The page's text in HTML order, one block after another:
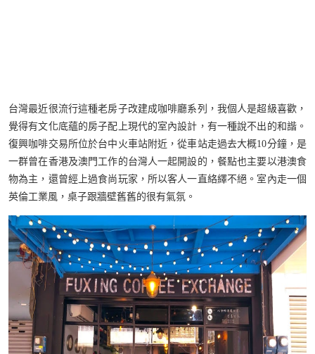
台灣最近很流行這種老房子改建成咖啡廳系列，我個人是超級喜歡，
覺得有文化底蘊的房子配上現代的室內設計，有一種說不出的和諧。
復興咖啡交易所位於台中火車站附近，從車站走過去大概10分鐘，是
一群曾在香港及澳門工作的台灣人一起開設的，餐點也主要以港澳食
物為主，還曾經上過食尚玩家，所以客人一直絡繹不絕。室內走一個
英倫工業風，桌子跟牆壁舊舊的很有氣氛。